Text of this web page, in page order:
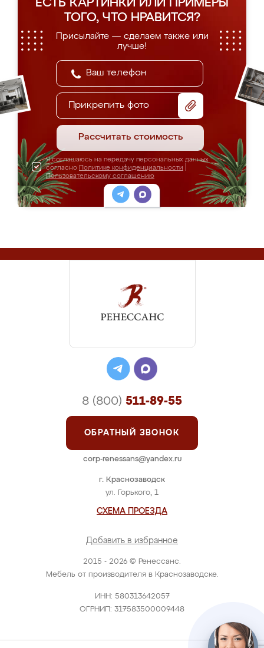
ЕСТЬ КАРТИНКИ ИЛИ ПРИМЕРЫ
ТОГО, ЧТО НРАВИТСЯ?
Присылайте — сделаем также или
лучше!
Прикрепить фото
Рассчитать стоимость
Я соглашаюсь на передачу персональных данных
согласно Политике конфиденциальности
Пользовательскому соглашению
2015 - 2026 © Ренессанс.
Мебель от производителя в Краснозаводске.
ИНН: 580313642057
ОГРНИП: 317583500009448
г. Краснозаводск
ул. Горького, 1
СХЕМА ПРОЕЗДА
Добавить в избранное
8 (800) 511-89-55
ОБРАТНЫЙ ЗВОНОК
corp-renessans@yandex.ru